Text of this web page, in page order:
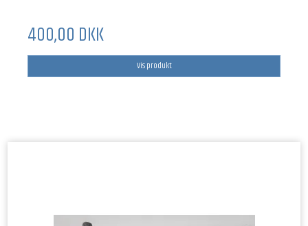
400,00 DKK
Vis produkt